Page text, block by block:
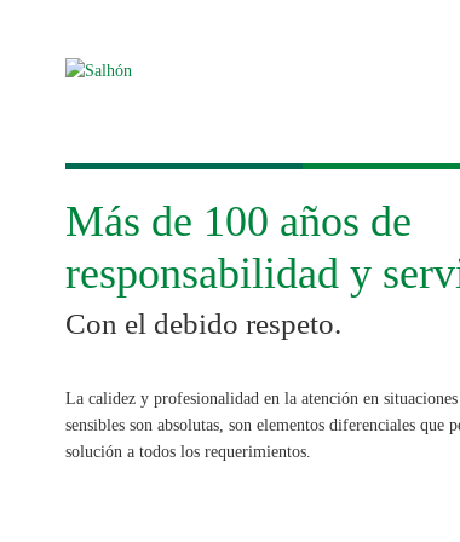
Más de 100 años de
responsabilidad y
Con el debido respeto.
La calidez y profesionalidad en la atención en situaciones
sensibles son absolutas, son elementos diferenciales que
solución a todos los requerimientos.